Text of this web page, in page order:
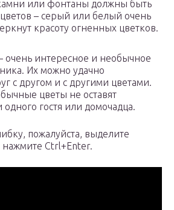
или фонтаны должны быть
– серый или белый очень
красоту огненных цветков.
интересное и необычное
Их можно удачно
с другом и с другими цветами.
цветы не оставят
гостя или домочадца.
пожалуйста, выделите
нажмите Ctrl+Enter.